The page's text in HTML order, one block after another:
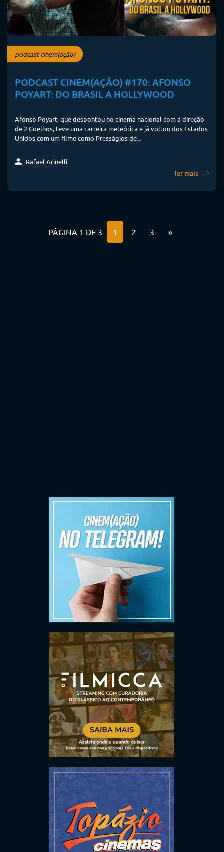
podcast cinem(ação)
PODCAST CINEM(AÇÃO) #170: AFONSO
POYART: DO BRASIL A HOLLYWOOD
Afonso Poyart, que despontou no cinema nacional com a direção
de 2 Coelhos, teve uma carreira meteórica e já voltou dos Estados
Unidos com um filme como Presságios de...
Rafael Arinelli
ler mais
PÁGINA 1 DE 3 1 2 3 »